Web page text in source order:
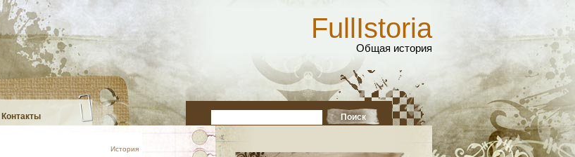
FullIstoria
Общая история
Контакты
История